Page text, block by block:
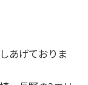
あげておりま